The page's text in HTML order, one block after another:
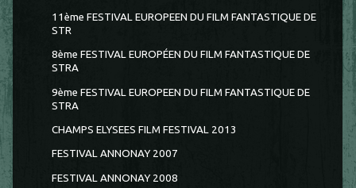
11ème FESTIVAL EUROPEEN DU FILM FANTASTIQUE DE
STR
8ème FESTIVAL EUROPÉEN DU FILM FANTASTIQUE DE
STRA
9ème FESTIVAL EUROPEEN DU FILM FANTASTIQUE DE
STRA
CHAMPS ELYSEES FILM FESTIVAL 2013
FESTIVAL ANNONAY 2007
FESTIVAL ANNONAY 2008